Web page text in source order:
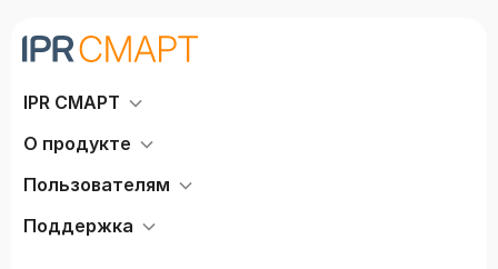
IPR СМАРТ
О продукте
Пользователям
Поддержка